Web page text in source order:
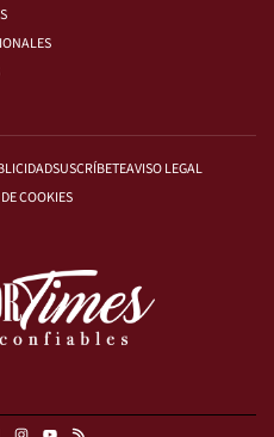
SUSCRÍBETEAVISO LEGAL
COOKIES
LinkedinInstagram